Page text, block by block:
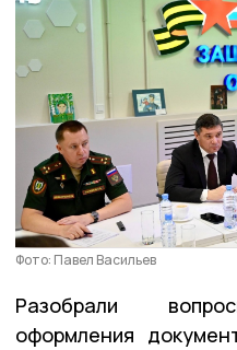
Фото: Павел Васильев
Разобрали
оформления